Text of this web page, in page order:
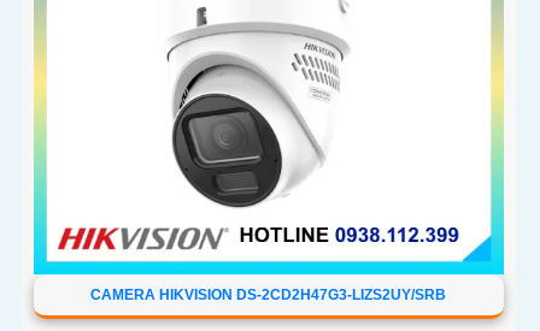
CAMERA HIKVISION DS-2CD2H47G3-LIZS2UY/SRB